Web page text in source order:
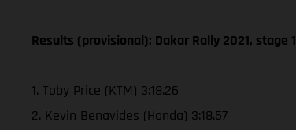
Results (provisional): Dakar Rally 2021, stage 1
1. Toby Price (KTM) 3:18.26
2. Kevin Benavides (Honda) 3:18.57